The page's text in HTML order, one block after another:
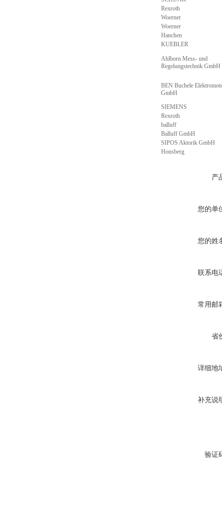
Rexroth
Woerner
Woerner
Hanchen
KUEBLER
Ahlborn Mess- und
Regelungstechnik GmbH
BEN Buchele
GmbH
SIEMENS
Rexroth
balluff
Balluff GmbH
SIPOS Aktorik GmbH
Honsberg
产
您的单
您的姓
联系电
常用邮
省
详细地
补充说
验证